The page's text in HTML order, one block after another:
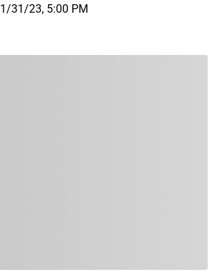
1/31/23, 5:00 PM